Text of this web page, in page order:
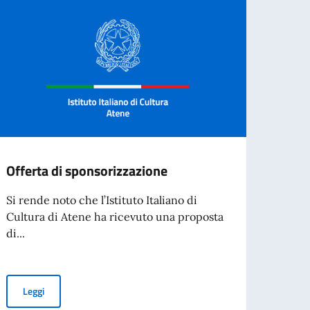
Offerta di sponsorizzazione
Si rende noto che l’Istituto Italiano di
Cultura di Atene ha ricevuto una proposta
di...
LeggiOfferta di sponsorizzazione